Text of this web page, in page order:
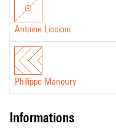
Antoine Liccioni
Philippe Manoury
informations